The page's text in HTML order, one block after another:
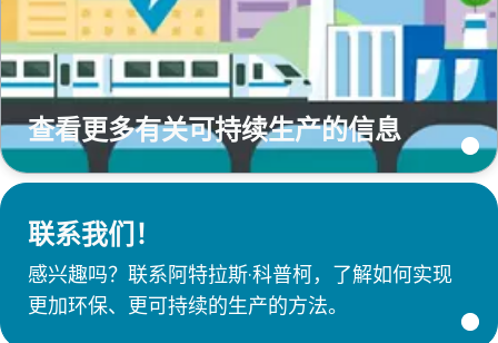
查看更多有关可持续生产的信息
联系我们！
感兴趣吗？联系阿特拉斯·科普柯，了解如何实现
更加环保、更可持续的生产的方法。